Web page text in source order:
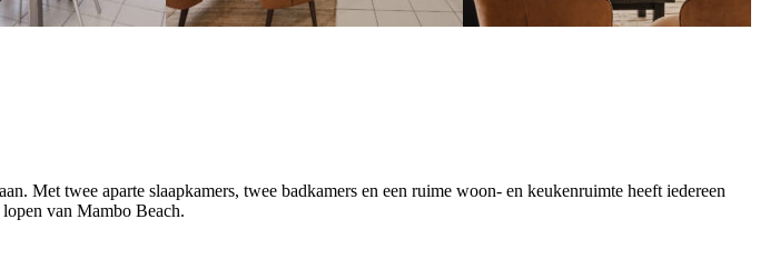
Met twee aparte slaapkamers, twee badkamers en een ruime woon- en keukenruimte heeft iedereen
van Mambo Beach.